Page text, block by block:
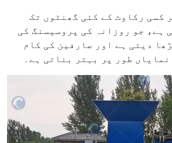
کسی رکاوٹ کے کئی گھنٹوں تک
ہے، جو روزانہ کی پروسیسنگ کی
دیتی ہے اور صارفین کی کام
نمایاں طور پر بہتر بناتی ہے۔